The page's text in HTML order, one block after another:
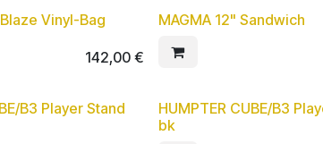
Vinyl-Bag
142,00€
MAGMA 12" Sandwich
B3 Player Stand
HUMPTER CUBE/B3
bk